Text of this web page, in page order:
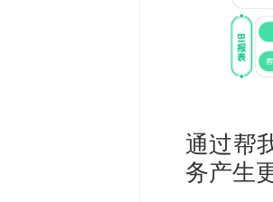
通过帮
务产生